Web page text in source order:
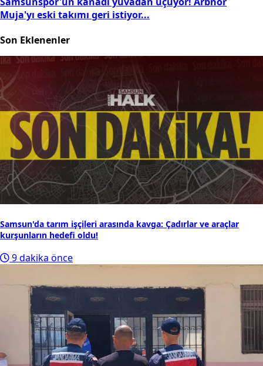
Muja'yı eski takımı geri istiyor...
Son Eklenenler
Samsun'da tarım işçileri arasında kavga: Çadırlar ve araçlar
kurşunların hedefi oldu!
9 dakika önce